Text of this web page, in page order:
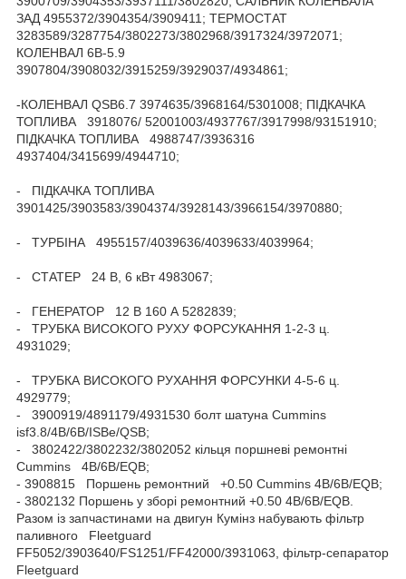
ЗАД 4955372/3904354/3909411; ТЕРМОСТАТ
3283589/3287754/3802273/3802968/3917324/3972071;
КОЛЕНВАЛ 6B-5.9
3907804/3908032/3915259/3929037/4934861;
-КОЛЕНВАЛ QSB6.7 3974635/3968164/5301008; ПІДКАЧКА
ТОПЛИВА 3918076/ 52001003/4937767/3917998/93151910;
ПІДКАЧКА ТОПЛИВА 4988747/3936316
4937404/3415699/4944710;
- ПІДКАЧКА ТОПЛИВА
3901425/3903583/3904374/3928143/3966154/3970880;
- ТУРБІНА 4955157/4039636/4039633/4039964;
- СТАТЕР 24 В, 6 кВт 4983067;
- ГЕНЕРАТОР 12 В 160 А 5282839;
- ТРУБКА ВИСОКОГО РУХУ ФОРСУКАННЯ 1-2-3 ц.
4931029;
- ТРУБКА ВИСОКОГО РУХАННЯ ФОРСУНКИ 4-5-6 ц.
4929779;
- 3900919/4891179/4931530 болт шатуна Cummins
isf3.8/4B/6B/ISBe/QSB;
- 3802422/3802232/3802052 кільця поршневі ремонтні
Cummins 4B/6B/EQB;
- 3908815 Поршень ремонтний +0.50 Cummins 4B/6B/EQB;
- 3802132 Поршень у зборі ремонтний +0.50 4B/6B/EQB.
Разом із запчастинами на двигун Кумінз набувають фільтр
паливного Fleetguard
FF5052/3903640/FS1251/FF42000/3931063, фільтр-сепаратор
Fleetguard